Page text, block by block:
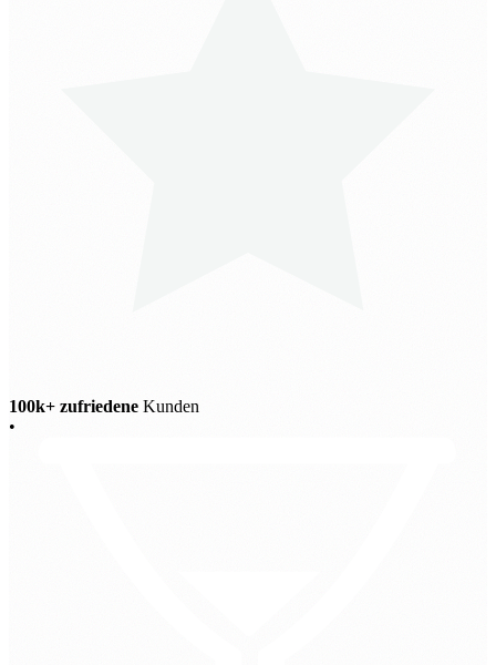
100k+ zufriedene Kunden
•